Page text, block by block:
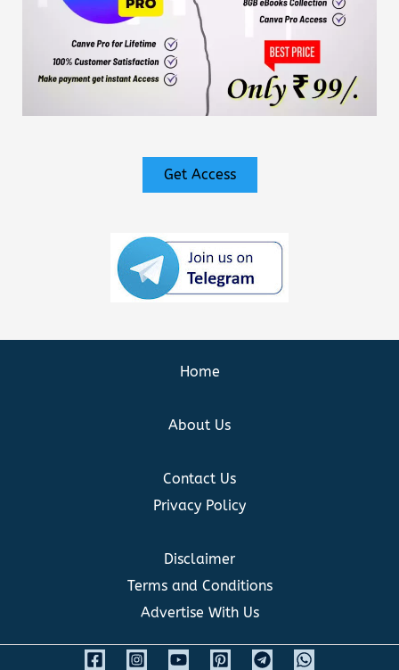
Get Access
Home
About Us
Contact Us
Privacy Policy
Disclaimer
Terms and Conditions
Advertise With Us